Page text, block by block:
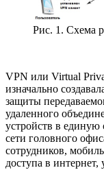
Рис. 1. Схема
VPN или Virtual
изначально
защиты
удаленного
устройств в единую
сети головного
сотрудников,
доступа в интернет,